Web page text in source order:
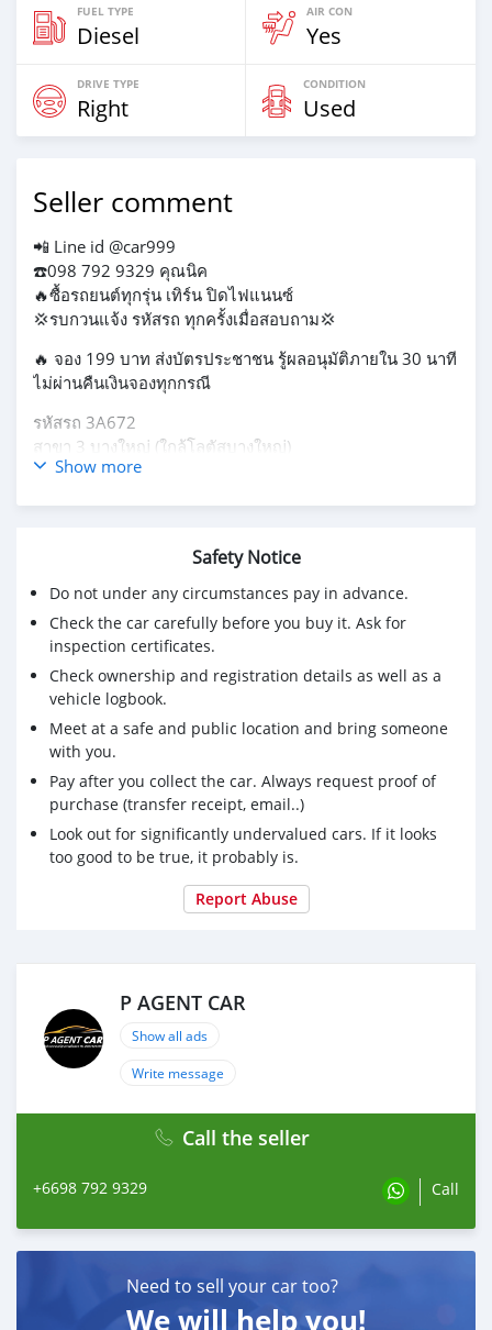
FUEL TYPE
Diesel
AIR CON
Yes
DRIVE TYPE
Right
CONDITION
Used
Seller comment
📲 Line id @car999
☎️098 792 9329 คุณนิค
🔥ซื้อรถยนต์ทุกรุ่น เทิร์น ปิดไฟแนนซ์
💢รบกวนแจ้ง รหัสรถ ทุกครั้งเมื่อสอบถาม💢
🔥 จอง 199 บาท ส่งบัตรประชาชน รู้ผลอนุมัติภายใน 30 นาที
ไม่ผ่านคืนเงินจองทุกกรณี
รหัสรถ 3A672
สาขา 3 บางใหญ่ (ใกล้โลตัสบางใหญ่)
Brand : BMW Year : 2015
Model : SERIES 3 Grade : 320d GT SPORT (F34)
Engine : 2000 CC. Type : ดีเซล
Gearbox : A/T Color : ขาว
Mileage : 137,xxx km.
(ซื้อสด ราคานี้ยังไม่รวมค่าดำเนินการ 10,000 บ.)
🚩 Price 754,000 บาท
ยอดจัด : 764,000 บาท
เงินดาวน์ : ฟรีเงินดาวน์
ประกันภัย : ฟรีประกันภัย 1 ปี
ค่าดำเนินการ : 10,000 บาท
รวมออกรถ : 0 บาท
ผ่อน 36 = 25,192 บาท
ผ่อน 48 = 19,552 บาท
ผ่อน 60 = 16,304 บาท
ผ่อน 72 = 14,657 บาท
Show more
Safety Notice
Do not under any circumstances pay in advance.
Check the car carefully before you buy it. Ask for
inspection certificates.
Check ownership and registration details as well as a
vehicle logbook.
Meet at a safe and public location and bring someone
with you.
Pay after you collect the car. Always request proof of
purchase (transfer receipt, email..)
Look out for significantly undervalued cars. If it looks
too good to be true, it probably is.
Report Abuse
P AGENT CAR
Show all ads
Write message
Call the seller
+6698 792 9329 Call
Need to sell your car too?
We will help you!